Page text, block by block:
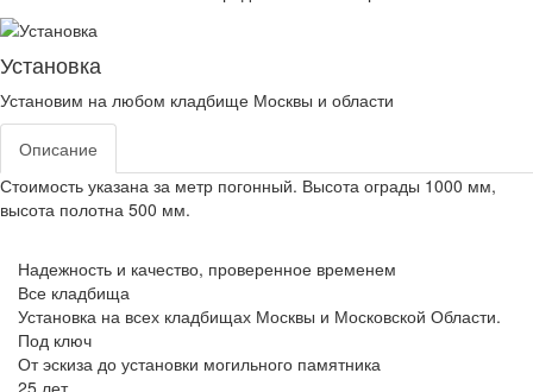
Установка
Установим на любом кладбище Москвы и области
Описание
Стоимость указана за метр погонный. Высота ограды 1000 мм,
высота полотна 500 мм.
Надежность и качество, проверенное временем
Все кладбища
Установка на всех кладбищах Москвы и Московской Области.
Под ключ
От эскиза до установки могильного памятника
25 лет